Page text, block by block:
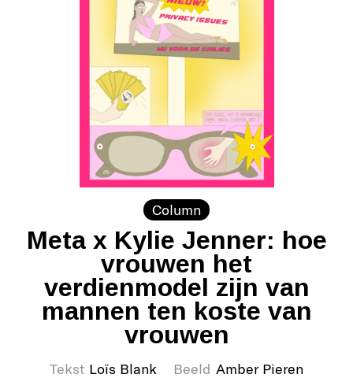
Column
Meta x Kylie Jenner: hoe
vrouwen het
verdienmodel zijn van
mannen ten koste van
vrouwen
Tekst Loïs Blank Beeld Amber Pieren